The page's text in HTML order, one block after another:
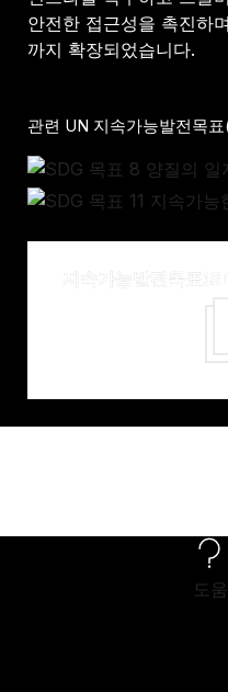
안전한 접근성을 촉진하
까지 확장되었습니다.
관련 UN 지속가능발전목
도